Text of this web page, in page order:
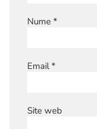
Nume *
Email*
Site web